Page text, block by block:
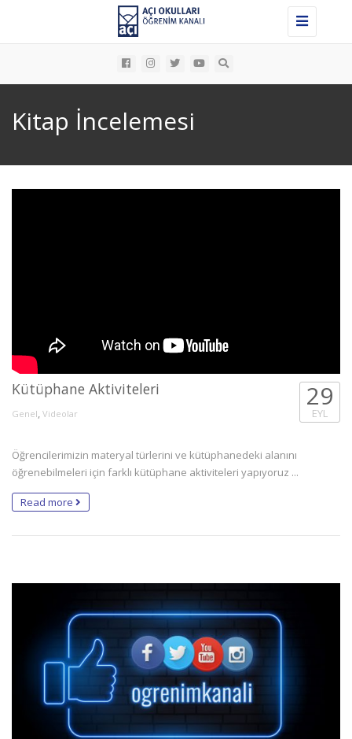
Toggle
navigation
Kitap İncelemesi
Kütüphane Aktiviteleri
Genel, Videolar
29
EYL
Öğrencilerimizin materyal türlerini ve kütüphanedeki alanını
öğrenebilmeleri için farklı kütüphane aktiviteleri yapıyoruz ...
Read more